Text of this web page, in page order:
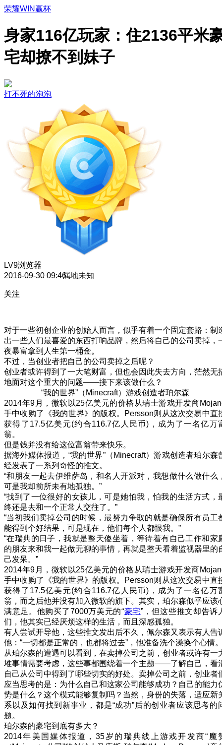
荣耀WIN赢杯
身家116亿玩家：住2136平米
宅却撩不到妹子
打不死的泡泡
LV9浏览器
2016-09-30 09:46属地未知
关注
对于一些初创企业的创始人而言，似乎有着一个固定套路：制
出一些人们最喜爱的东西打响品牌，然后将自己的公司卖掉，
夜暴富拿到人生第一桶金。
不过，当创业者把自己的公司卖掉之后呢？
创业者或许得到了一大笔财富，但也会因此失去方向，茫然无
地面对这个重大的问题——接下来该做什么？
“我的世界”（Minecraft）游戏创造者珀尔森
2014年9月，微软以25亿美元的价格从瑞士游戏开发商
手中收购了《我的世界》的版权。Persson则从这次交易中直
获得了17.5亿美元(约合116.7亿人民币)，成为了一名亿万
翁。
但是钱并没有给这位富翁带来快乐。
据海外媒体报道，“我的世界”（Minecraft）游戏创造者珀尔森
经发表了一系列奇怪的推文。
“和朋友一起去伊维萨岛，和名人开派对，我想做什么做什么
可是我却前所未有地孤独。”
“找到了一位很好的女孩儿，可是她怕我，怕我的生活方式，
终还是去和一个正常人交往了。”
“当初我们卖掉公司的时候，最努力争取的就是确保所有员工
能得到个好结果，可是现在，他们每个人都恨我。”
“在瑞典的日子，我就是整天傻坐着，等待着有自己工作和家
的朋友来和我一起做无聊的事情，再就是整天看着监视器里的
己发呆。”
2014年9月，微软以25亿美元的价格从瑞士游戏开发商
手中收购了《我的世界》的版权。Persson则从这次交易中直
获得了17.5亿美元(约合116.7亿人民币)，成为了一名亿万
翁，而之后他并没有加入微软的旗下。其实，珀尔森似乎应该
满意足。他购买了7000万美元的“豪宅”，但这些推文却告诉
们，他其实已经厌烦这样的生活，而且深感孤独。
有人尝试开导他，这些推文发出后不久，佩尔森又表示有人告
他：“一切都是正常的，也都将过去”，他准备洗个澡换个心情
从珀尔森的遭遇可以看到，在卖掉公司之前，创业者或许有一
堆事情需要考虑，这些事都围绕着一个主题——了解自己，看
自己从公司中得到了哪些切实的好处。卖掉公司之前，创业者
应当思考的是：为什么自己和这家公司能够成功？自己的能力
势是什么？这个模式能够复制吗？当然，身份的失落，适应新
系以及如何找到新事业，都是“成功”后的创业者应该思考的
题。
珀尔森的豪宅到底有多大？
2014年美国媒体报道，35岁的瑞典线上游戏开发商“魔